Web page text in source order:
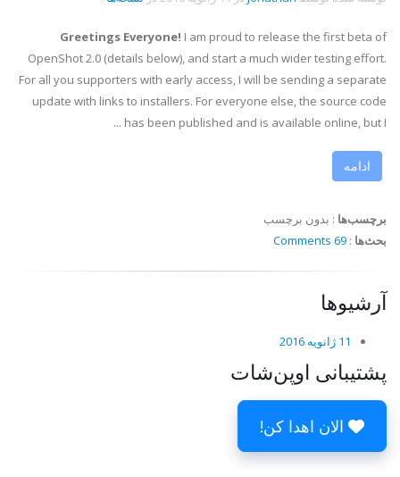
Greetings Everyone! I am proud to release the first beta of
OpenShot 2.0 (details below), and start a much wider testing effort.
For all you supporters with early access, I will be sending a separate
update with links to installers. For everyone else, the source code
has been published and is available online, but I ...
ادامه
برچسب‌ها : بدون برچسب
بحث‌ها :
69 Comments
آرشیوها
11 ژانویه 2016
پشتیبانی اوپن‌شات
الان اهدا کن!